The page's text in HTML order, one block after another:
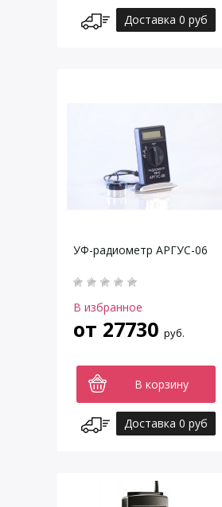
Доставка 0 руб
УФ-радиометр АРГУС-06
В избранное
от 27730 руб.
В корзину
Доставка 0 руб